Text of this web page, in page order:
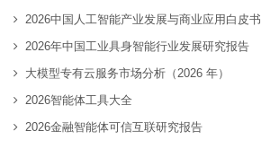
2026中国人工智能产业发展与商业应用白皮书
2026年中国工业具身智能行业发展研究报告
大模型专有云服务市场分析（2026 年）
2026智能体工具大全
2026金融智能体可信互联研究报告